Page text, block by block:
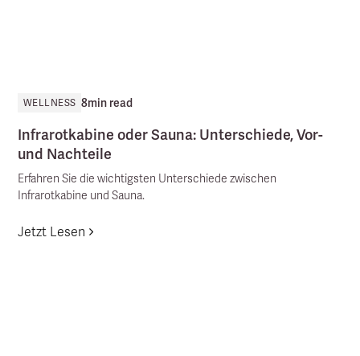
WELLNESS 8min read
Infrarotkabine oder Sauna: Unterschiede, Vor-
und Nachteile
Erfahren Sie die wichtigsten Unterschiede zwischen
Infrarotkabine und Sauna.
Jetzt Lesen